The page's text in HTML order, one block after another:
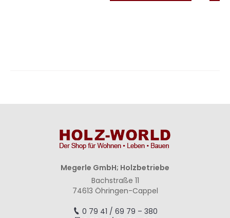
Megerle GmbH; Holzbetriebe
Bachstraße 11
74613 Öhringen-Cappel
0 79 41 / 69 79 – 380